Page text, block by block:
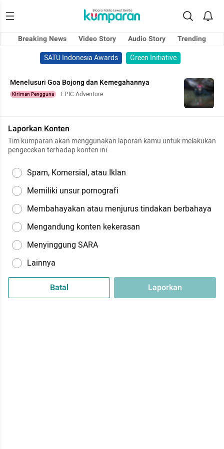
Breaking News Video Story Audio Story
Trending
SATU Indonesia Awards
Green Initiative
Menelusuri Goa Bojong dan Kemegahannya
Kiriman Pengguna EPIC Adventure
Laporkan Konten
Tim kumparan akan menggunakan laporan kamu untuk melakukan
pengecekan terhadap konten ini.
Spam, Komersial, atau Iklan
Memiliki unsur pornografi
Membahayakan atau menjurus tindakan berbahaya
Mengandung konten kekerasan
Menyinggung SARA
Lainnya
Batal Laporkan